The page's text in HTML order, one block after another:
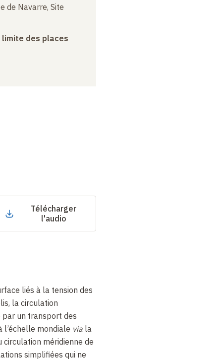
de Navarre, Site
limite des places
Télécharger
l'audio
liés à la tension des
la circulation
par un transport des
l’échelle mondiale via la
méridienne de
simplifiées qui ne